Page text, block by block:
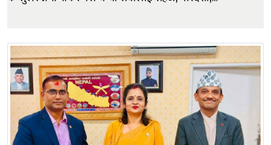
बिहीबार सिंहदरबारस्थित परराष्ट्र मन्त्रालयको सभाहलमा आय...